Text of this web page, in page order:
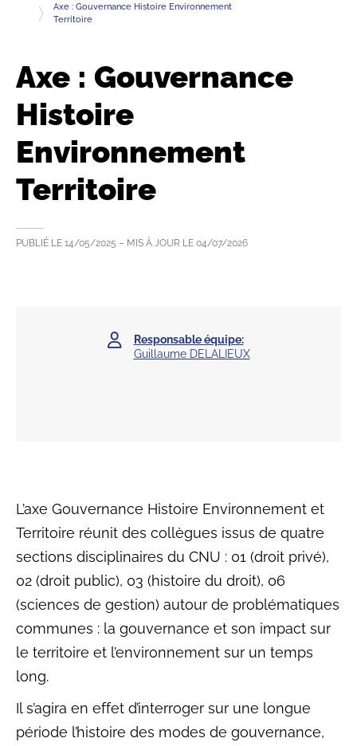
Axe : Gouvernance Histoire Environnement
Territoire
Axe : Gouvernance
Histoire
Environnement
Territoire
PUBLIÉ LE 14/05/2025 – MIS À JOUR LE 04/07/2026
Responsable équipe:
Guillaume DELALIEUX
L’axe Gouvernance Histoire Environnement et
Territoire réunit des collègues issus de quatre
sections disciplinaires du CNU : 01 (droit privé),
02 (droit public), 03 (histoire du droit), 06
(sciences de gestion) autour de problématiques
communes : la gouvernance et son impact sur
le territoire et l’environnement sur un temps
long.
Il s’agira en effet d’interroger sur une longue
période l’histoire des modes de gouvernance,